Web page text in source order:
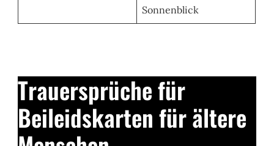
Sonnenblick
Trauersprüche für
Beileidskarten für ältere